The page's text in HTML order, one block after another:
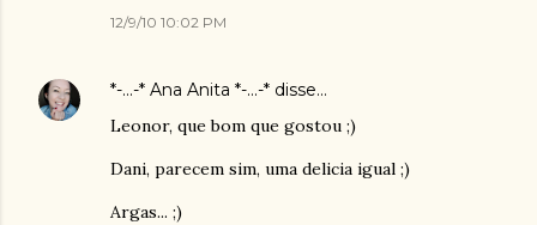
12/9/10 10:02 PM
*-...-* Ana Anita *-...-* disse…
Leonor, que bom que gostou ;)
Dani, parecem sim, uma delicia igual ;)
Argas... ;)